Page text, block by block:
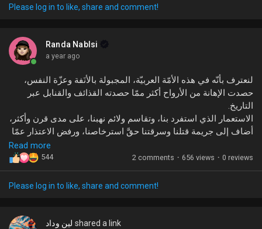
Discover Posts
Funding
My Funding
Offers
إن اهتمام الجمهور بهذا الموضوع يعكس الرغبة المتزايدة في
يمكن أن يساعد في تعزيز التفاهم بين الثقافات؟
Please log in to like, share and comment!
Randa Nablsi
a year ago
لنعترف بأنّه في هذه الأمّة العربيّة، المجبولة بالأنَفة وعزّة النفس،
حصدت الإهانة من الأرواح أكثر ممّا حصدته القذائف والقنابل عبر
التاريخ.
الاستعمار الذي استفرد بنا، وتقاسم ولائم نهبنا، على مدى قرن وأكثر،
أضاف إلى جريمة قتلنا وسرقتنا حقَّ استرخاصنا، ورفض الاعتذار عمّا
من يعتذر لموتانا؟ وهل للقتيل من كبرياء إن كان الأحياء مسلوبي
الكرامة؟
Read more
544 2 comments · 656 views · 0 reviews
Please log in to like, share and comment!
لين وداد shared a link